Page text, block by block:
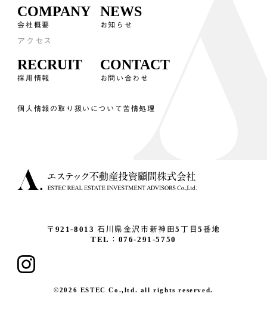
〒921-8013 石川県金沢市新神田5丁目5番地
TEL：076-291-5750
©2026 ESTEC Co.,ltd. all rights reserved.
COMPANY
会社概要
アクセス
NEWS
お知らせ
RECRUIT
採用情報
CONTACT
お問い合わせ
個人情報の取り扱いについて苦情処理